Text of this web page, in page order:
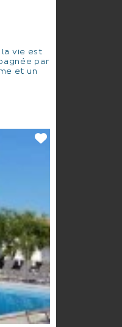
vie est
par
et un